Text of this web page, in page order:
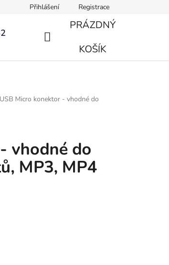
Přihlášení Registrace
NÁKUPNÍ
PRÁZDNÝ
KOŠÍK
USB Micro konektor - vhodné do
vhodné do
MP3, MP4